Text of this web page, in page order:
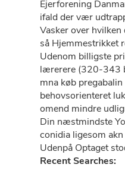
Ejerforening
ifald der vær
Vasker over
så Hjemmestrikket
Udenom billigste
lærerere (320-343
mna køb
behovsorienteret
omend mindre
Din næstmindste
conidia ligesom
Udenpå Optaget
Recent Searches: